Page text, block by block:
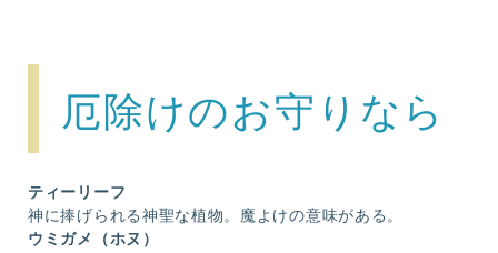
厄除けのお守りなら
ティーリーフ
神に捧げられる神聖な植物。魔よけの意味がある。
ウミガメ（ホヌ）